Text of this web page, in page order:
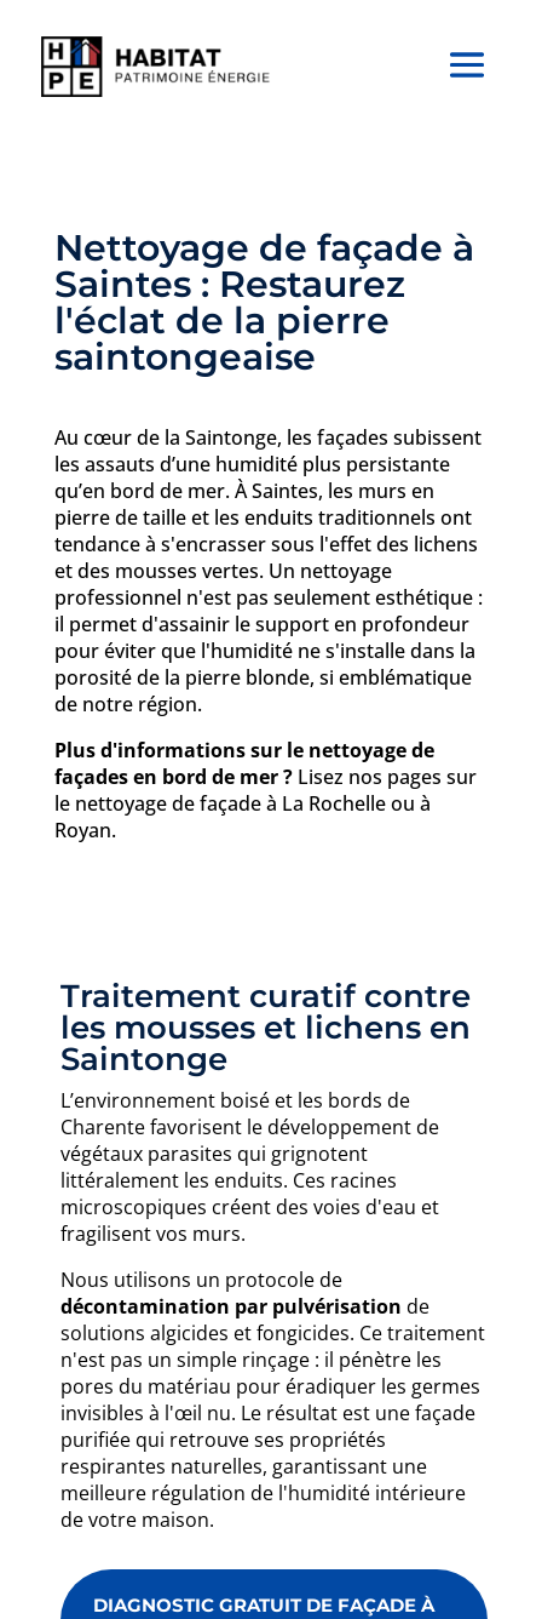
Nettoyage de façade à
Saintes : Restaurez
l'éclat de la pierre
saintongeaise
Au cœur de la Saintonge, les façades subissent
les assauts d’une humidité plus persistante
qu’en bord de mer. À Saintes, les murs en
pierre de taille et les enduits traditionnels ont
tendance à s'encrasser sous l'effet des lichens
et des mousses vertes. Un nettoyage
professionnel n'est pas seulement esthétique :
il permet d'assainir le support en profondeur
pour éviter que l'humidité ne s'installe dans la
porosité de la pierre blonde, si emblématique
de notre région.
Plus d'informations sur le nettoyage de
façades en bord de mer ?Lisez nos pages sur
le nettoyage de façade à La Rochelle ou à
Royan.
Traitement curatif contre
les mousses et lichens en
Saintonge
L’environnement boisé et les bords de
Charente favorisent le développement de
végétaux parasites qui grignotent
littéralement les enduits. Ces racines
microscopiques créent des voies d'eau et
fragilisent vos murs.
Nous utilisons un protocole de
décontamination par pulvérisation de
solutions algicides et fongicides. Ce traitement
n'est pas un simple rinçage : il pénètre les
pores du matériau pour éradiquer les germes
invisibles à l'œil nu. Le résultat est une façade
purifiée qui retrouve ses propriétés
respirantes naturelles, garantissant une
meilleure régulation de l'humidité intérieure
de votre maison.
DIAGNOSTIC GRATUIT DE FAÇADE À